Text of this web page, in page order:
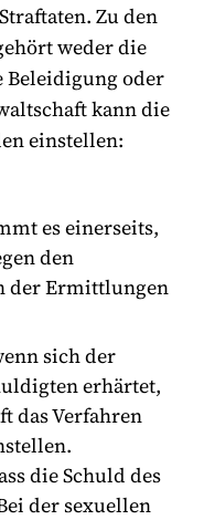
Zu den
weder die
Beleidigung oder
kann die
einstellen:
es einerseits,
den
der Ermittlungen
sich der
erhärtet,
das Verfahren
die Schuld des
der sexuellen